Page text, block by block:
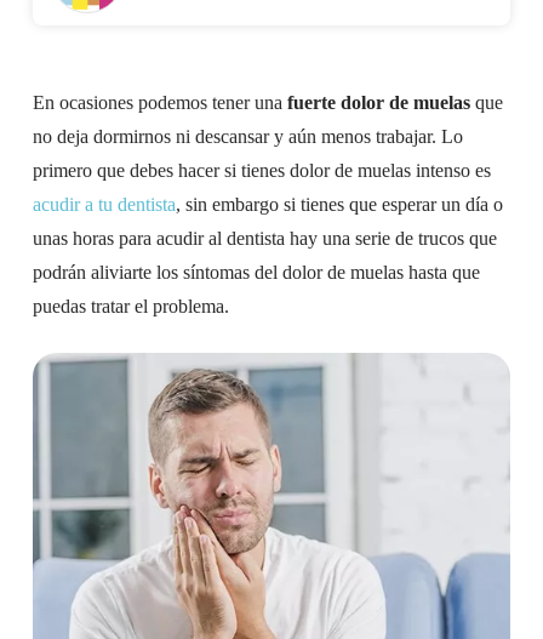
En ocasiones podemos tener una fuerte dolor de muelasque
no deja dormirnos ni descansar y aún menos trabajar. Lo
primero que debes hacer si tienes dolor de muelas intenso es
acudir a tu dentista, sin embargo si tienes que esperar un día o
unas horas para acudir al dentista hay una serie de trucos que
podrán aliviarte los síntomas del dolor de muelas hasta que
puedas tratar el problema.